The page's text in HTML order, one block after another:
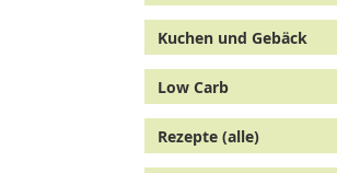
Kuchen und Gebäck
Low Carb
Rezepte (alle)